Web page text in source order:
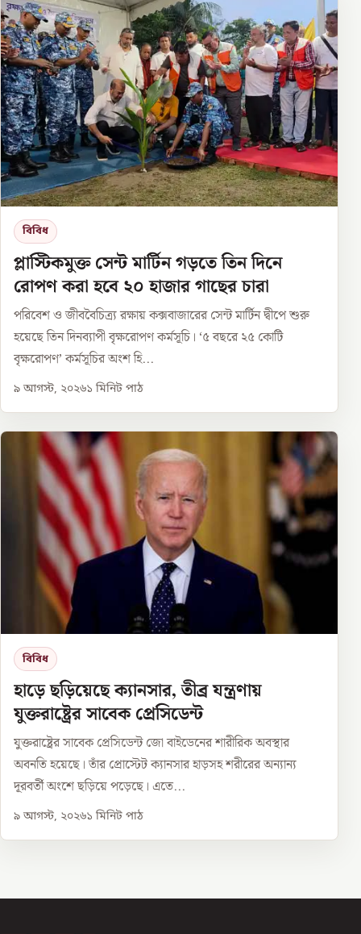
বিবিধ
প্লাস্টিকমুক্ত সেন্ট মার্টিন গড়তে তিন দিনে
রোপণ করা হবে ২০ হাজার গাছের চারা
পরিবেশ ও জীববৈচিত্র্য রক্ষায় কক্সবাজারের সেন্ট মার্টিন দ্বীপে শুরু
হয়েছে তিন দিনব্যাপী বৃক্ষরোপণ কর্মসূচি। ‘৫ বছরে ২৫ কোটি
বৃক্ষরোপণ’ কর্মসূচির অংশ হি...
৯ আগস্ট, ২০২৬১ মিনিট পাঠ
বিবিধ
হাড়ে ছড়িয়েছে ক্যানসার, তীব্র যন্ত্রণায়
যুক্তরাষ্ট্রের সাবেক প্রেসিডেন্ট
যুক্তরাষ্ট্রের সাবেক প্রেসিডেন্ট জো বাইডেনের শারীরিক অবস্থার
অবনতি হয়েছে। তাঁর প্রোস্টেট ক্যানসার হাড়সহ শরীরের অন্যান্য
দূরবর্তী অংশে ছড়িয়ে পড়েছে। এতে...
৯ আগস্ট, ২০২৬১ মিনিট পাঠ